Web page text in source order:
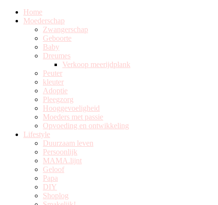
Home
Moederschap
Zwangerschap
Geboorte
Baby
Dreumes
Verkoop meerijdplank
Peuter
kleuter
Adoptie
Pleegzorg
Hooggevoeligheid
Moeders met passie
Opvoeding en ontwikkeling
Lifestyle
Duurzaam leven
Persoonlijk
MAMA.lijnt
Geloof
Papa
DIY
Shoplog